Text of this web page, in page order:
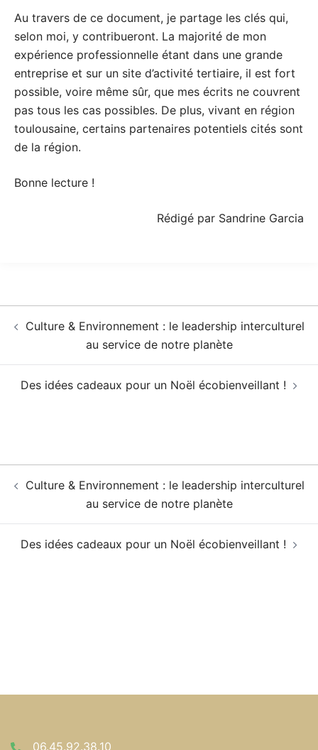
Au travers de ce document, je partage les clés qui,
selon moi, y contribueront. La majorité de mon
expérience professionnelle étant dans une grande
entreprise et sur un site d’activité tertiaire, il est fort
possible, voire même sûr, que mes écrits ne couvrent
pas tous les cas possibles. De plus, vivant en région
toulousaine, certains partenaires potentiels cités sont
de la région.
Bonne lecture !
Rédigé par Sandrine Garcia
d’article
Culture & Environnement : le leadership interculturel
au service de notre planète
Des idées cadeaux pour un Noël écobienveillant !
d’article
Culture & Environnement : le leadership interculturel
au service de notre planète
Des idées cadeaux pour un Noël écobienveillant !
06.45.92.38.10